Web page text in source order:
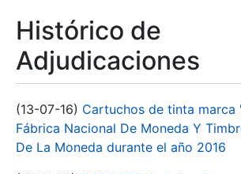
Histórico de
Adjudicaciones
(13-07-16) Cartuchos de tinta marca
Fábrica Nacional De Moneda Y
De La Moneda durante el año 2016